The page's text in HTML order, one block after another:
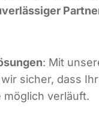
: Mit
sicher, dass
verläuft.